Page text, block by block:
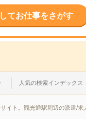
てお仕事をさがす
人気の検索インデックス
イト。観光通駅周辺の派遣/